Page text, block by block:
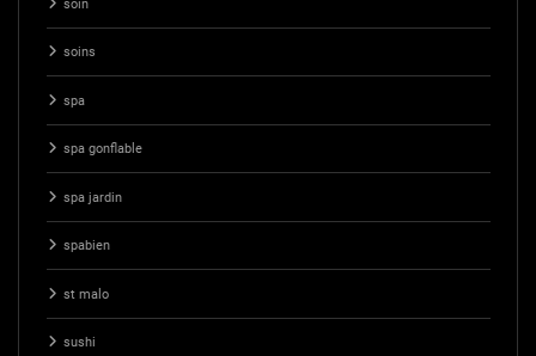
soin
soins
spa
spa gonflable
spa jardin
spabien
st malo
sushi